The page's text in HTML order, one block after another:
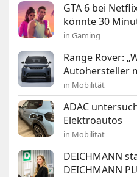
GTA 6 bei
könnte 30
in Gaming
Range Rover:
Autohersteller
in Mobilität
ADAC
Elektroautos
in Mobilität
DEICHMANN
DEICHMANN